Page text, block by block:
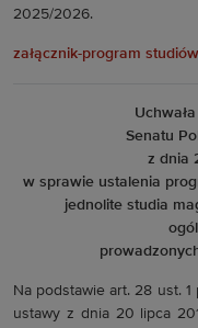
2025/2026.
załącznik-program
Senatu
z dnia
w sprawie ustalenia
jednolite studia
Na podstawie art. 28 ust. 1
ustawy z dnia 20 lipca